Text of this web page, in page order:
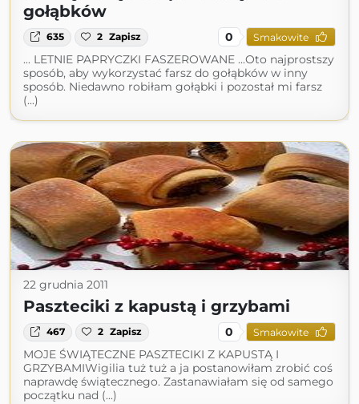
gołąbków
635 2 Zapisz 0 Smakowite
... LETNIE PAPRYCZKI FASZEROWANE ...Oto najprostszy
sposób, aby wykorzystać farsz do gołąbków w inny
sposób. Niedawno robiłam gołąbki i pozostał mi farsz
(...)
22 grudnia 2011
Paszteciki z kapustą i grzybami
467 2 Zapisz 0 Smakowite
MOJE ŚWIĄTECZNE PASZTECIKI Z KAPUSTĄ I
GRZYBAMIWigilia tuż tuż a ja postanowiłam zrobić coś
naprawdę świątecznego. Zastanawiałam się od samego
początku nad (...)